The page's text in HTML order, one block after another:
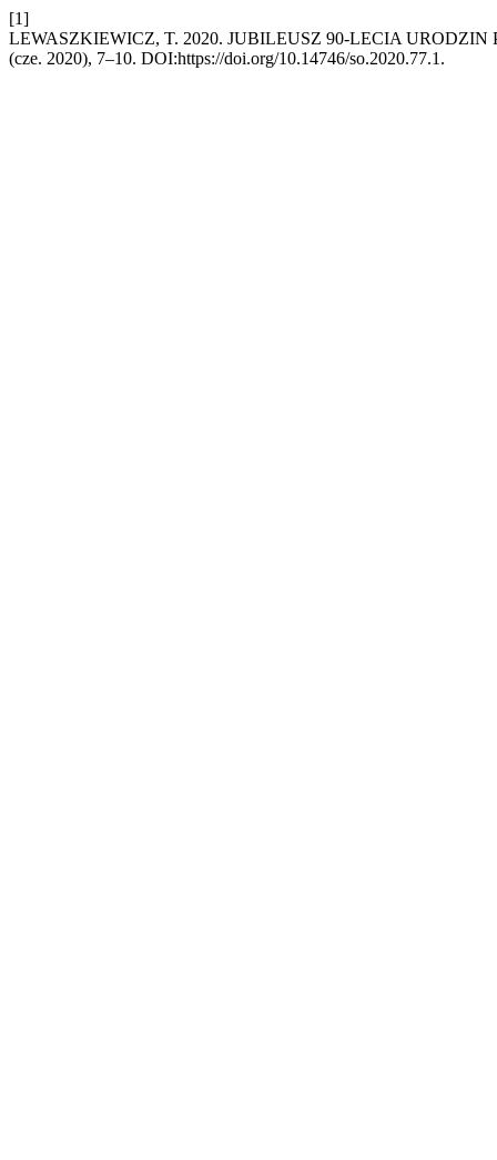
[1]
LEWASZKIEWICZ, T. 2020. JUBILEUSZ 90-LECIA
(cze. 2020), 7–10. DOI:https://doi.org/10.14746/so.2020.77.1.